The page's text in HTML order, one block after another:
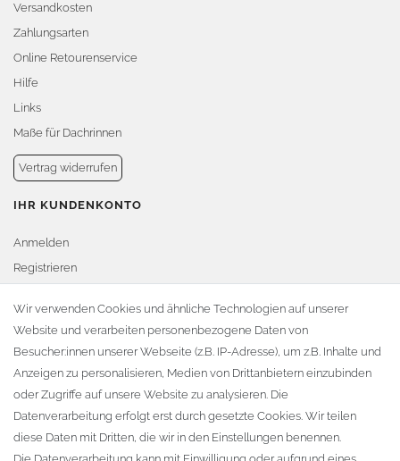
Versandkosten
Zahlungsarten
Online Retourenservice
Hilfe
Links
Maße für Dachrinnen
Vertrag widerrufen
IHR KUNDENKONTO
Anmelden
Registrieren
Warenkorb
Zur Kasse
KONTAKT
Fa. Steffen Jost
Söbrigener Weg 50
D-01796 Pirna
Wir verwenden Cookies und ähnliche Technologien auf unserer
Website und verarbeiten personenbezogene Daten von
Besucher:innen unserer Webseite (z.B. IP-Adresse), um z.B. Inhalte und
Anzeigen zu personalisieren, Medien von Drittanbietern einzubinden
oder Zugriffe auf unsere Website zu analysieren. Die
Datenverarbeitung erfolgt erst durch gesetzte Cookies. Wir teilen
diese Daten mit Dritten, die wir in den Einstellungen benennen.